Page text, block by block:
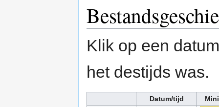
Klik op een
het destijds was.
Datum/tijd